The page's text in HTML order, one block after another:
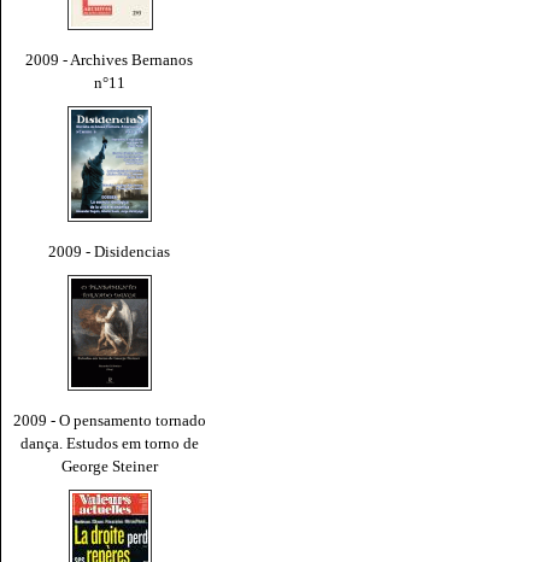
2009 - Archives Bernanos
n°11
2009 - Disidencias
2009 - O pensamento tornado
dança. Estudos em torno de
George Steiner